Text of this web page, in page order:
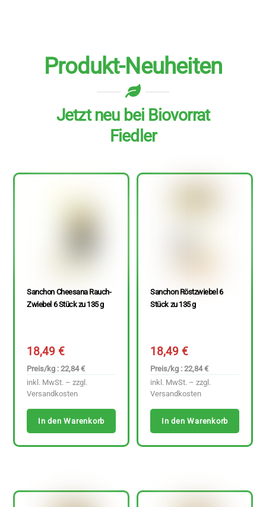
Produkt-Neuheiten
Jetzt neu bei Biovorrat
Fiedler
Sanchon Cheesana Rauch-
Zwiebel 6 Stück zu 135 g
18,49€
Preis/kg : 22,84 €
inkl. MwSt. – zzgl.
Versandkosten
In den Warenkorb
Sanchon Röstzwiebel 6
Stück zu 135 g
18,49€
Preis/kg : 22,84 €
inkl. MwSt. – zzgl.
Versandkosten
In den Warenkorb